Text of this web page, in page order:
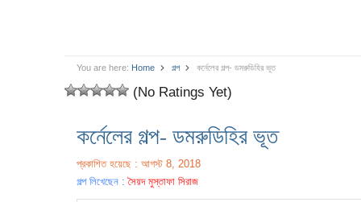
You are here: Home গল্প কর্নেলের গল্প- ডমরুডিহির ভূত
(No Ratings Yet)
কর্নেলের গল্প- ডমরুডিহির ভূত
প্রকাশিত হয়েছে : আগস্ট 8, 2018
গল্প লিখেছেন :সৈয়দ মুস্তাফা সিরাজ